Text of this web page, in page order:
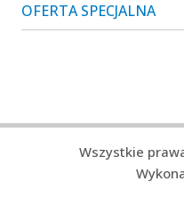
OFERTA SPECJALNA
Wszystkie